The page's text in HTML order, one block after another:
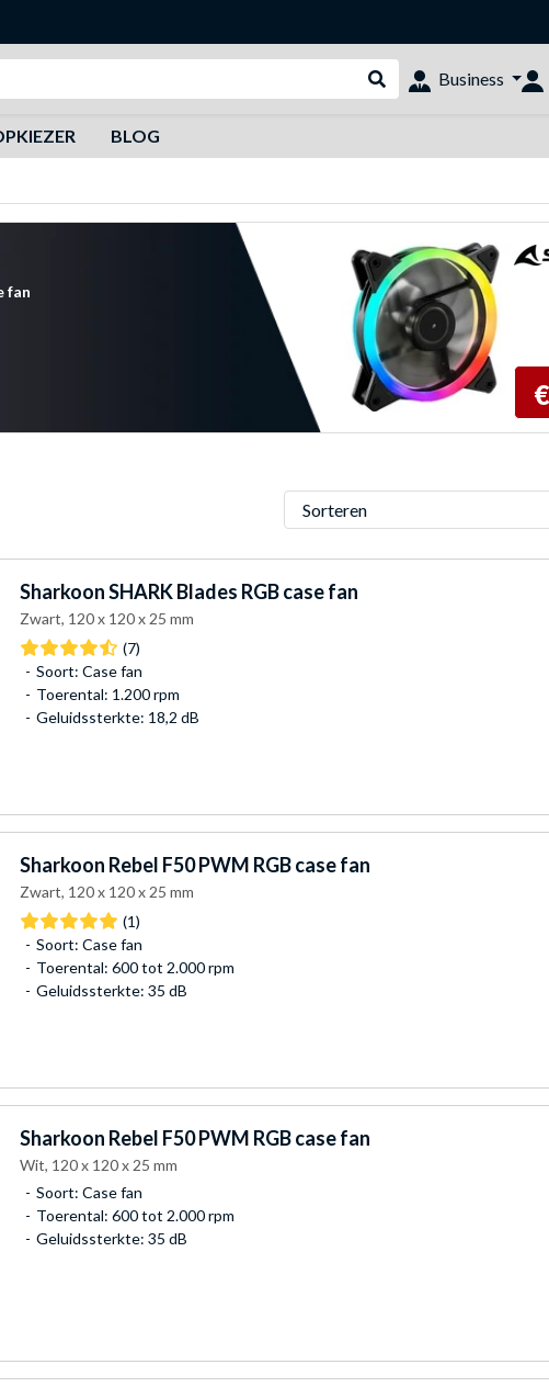
Webshop doorzoeken
Business
BLOG
fan
Sorteren
SharkoonSHARK Blades RGB case fan
Zwart, 120 x 120 x 25 mm
(7)
Soort: Case fan
Toerental: 1.200 rpm
Geluidssterkte: 18,2 dB
Sharkoon Rebel F50 PWM RGB case fan
Zwart, 120 x 120 x 25 mm
(1)
Soort: Case fan
Toerental: 600 tot 2.000 rpm
Geluidssterkte: 35 dB
Sharkoon Rebel F50 PWM RGB case fan
Wit, 120 x 120 x 25 mm
Soort: Case fan
Toerental: 600 tot 2.000 rpm
Geluidssterkte: 35 dB